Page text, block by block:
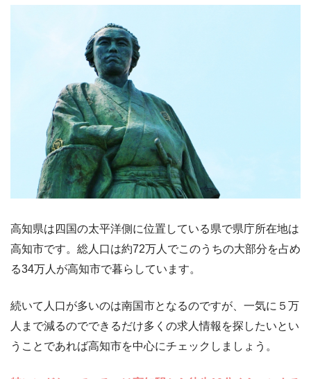
高知県は四国の太平洋側に位置している県で県庁所在地は
高知市です。総人口は約72万人でこのうちの大部分を占め
る34万人が高知市で暮らしています。
続いて人口が多いのは南国市となるのですが、一気に５万
人まで減るのでできるだけ多くの求人情報を探したいとい
うことであれば高知市を中心にチェックしましょう。